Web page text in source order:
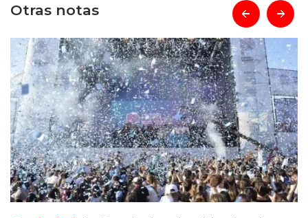
Otras notas prev next